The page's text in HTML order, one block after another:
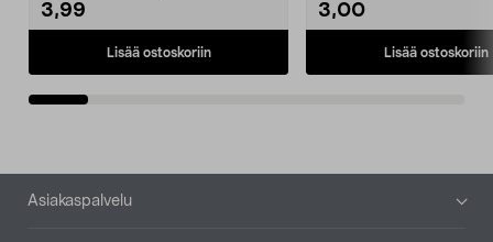
3,99
Lisää ostoskoriin
3,00
Lisää ostoskoriin
Alatunniste
Asiakaspalvelu